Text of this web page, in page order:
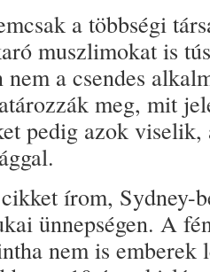
a többségi
muszlimokat is
nem a csendes
meg, mit
pedig azok
írom, Sydney-
ünnepségen. A
nem is